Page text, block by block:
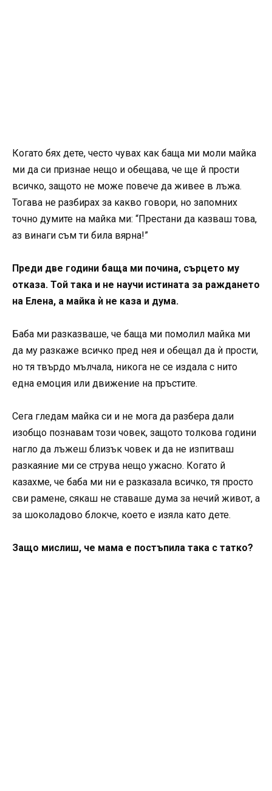
Когато бях дете, често чувах как баща ми моли майка
ми да си признае нещо и обещава, че ще й прости
всичко, защото не може повече да живее в лъжа.
Тогава не разбирах за какво говори, но запомних
точно думите на майка ми: “Престани да казваш това,
аз винаги съм ти била вярна!”
Преди две години баща ми почина, сърцето му
отказа. Той така и не научи истината за раждането
на Елена, а майка ѝ не каза и дума.
Баба ми разказваше, че баща ми помолил майка ми
да му разкаже всичко пред нея и обещал да ѝ прости,
но тя твърдо мълчала, никога не се издала с нито
една емоция или движение на пръстите.
Сега гледам майка си и не мога да разбера дали
изобщо познавам този човек, защото толкова години
нагло да лъжеш близък човек и да не изпитваш
разкаяние ми се струва нещо ужасно. Когато й
казахме, че баба ми ни е разказала всичко, тя просто
сви рамене, сякаш не ставаше дума за нечий живот, а
за шоколадово блокче, което е изяла като дете.
Защо мислиш, че мама е постъпила така с татко?